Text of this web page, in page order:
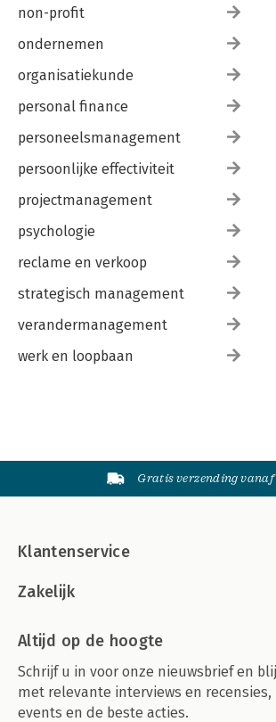
non-profit
ondernemen
organisatiekunde
personal finance
personeelsmanagement
persoonlijke effectiviteit
projectmanagement
psychologie
reclame en verkoop
strategisch management
verandermanagement
werk en loopbaan
Gratis verzending
Klantenservice
Zakelijk
Altijd op de hoogte
Schrijf u in voor onze nieuwsbrief en
met relevante interviews en
events en de beste acties.